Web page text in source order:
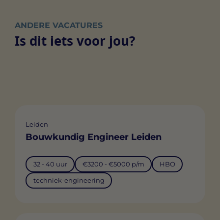
ANDERE VACATURES
Is dit iets voor jou?
Leiden
Bouwkundig Engineer Leiden
32 - 40 uur €3200 - €5000 p/m HBO
techniek-engineering